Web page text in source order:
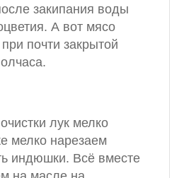
закипания воды
А вот мясо
почти закрытой
лук мелко
мелко нарезаем
индюшки. Всё вместе